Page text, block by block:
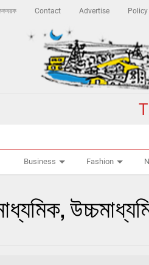
Contact Advertise Policy
Business Fashion